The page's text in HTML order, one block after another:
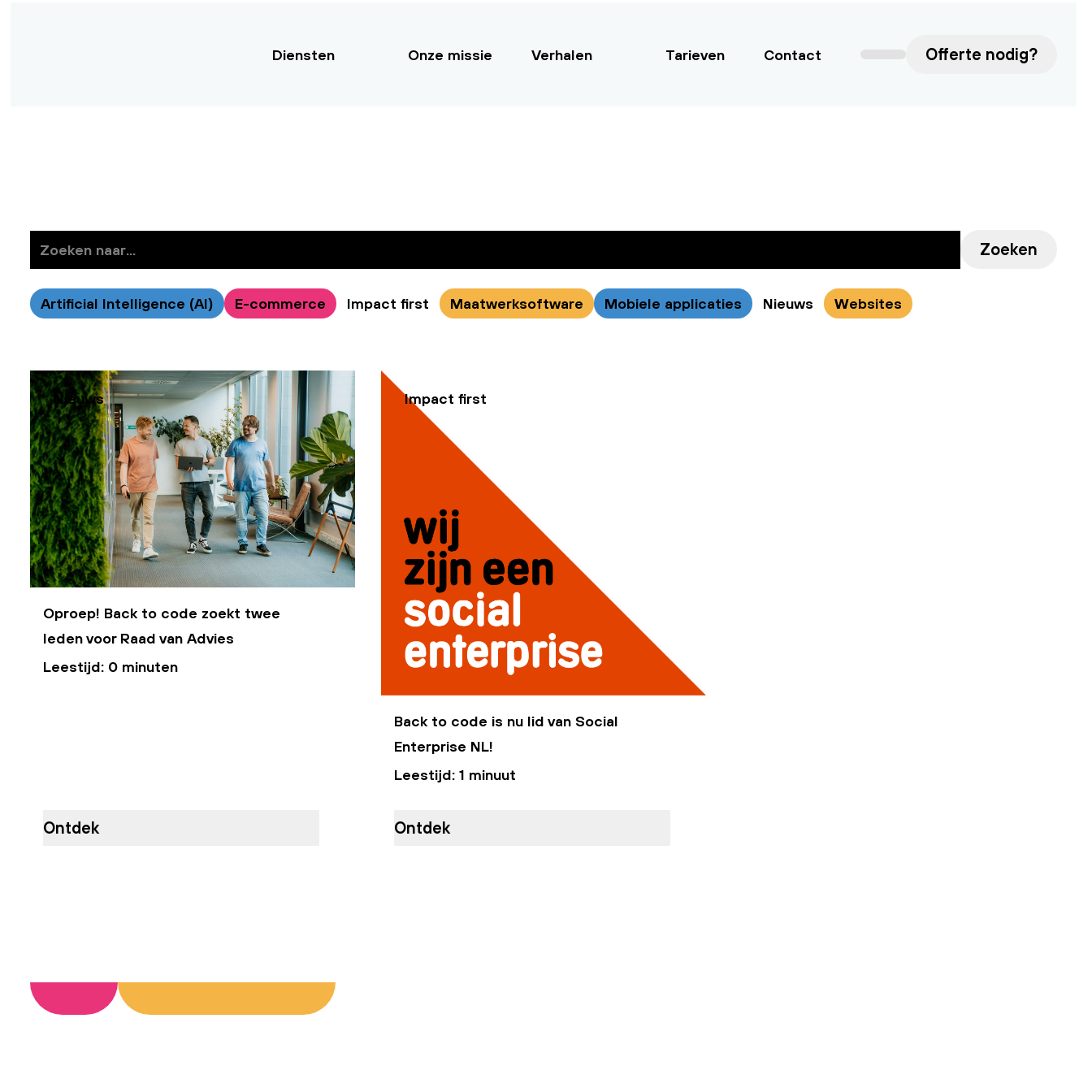
Diensten Onze missie Verhalen Tarieven Contact Offerte nodig?
Zoeken
Artificial Intelligence (AI) E-commerce Impact first Maatwerksoftware Mobiele applicaties Nieuws Websites
Nieuws
Oproep! Back to code zoekt twee
leden voor Raad van Advies
Leestijd: 0 minuten
Ontdek
Impact first
Back to code is nu lid van Social
Enterprise NL!
Leestijd: 1 minuut
Ontdek